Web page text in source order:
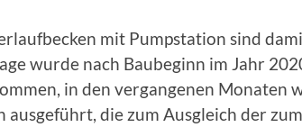
mit Pumpstation sind
wurde nach Baubeginn im Jahr
in den vergangenen Monaten
die zum Ausgleich der